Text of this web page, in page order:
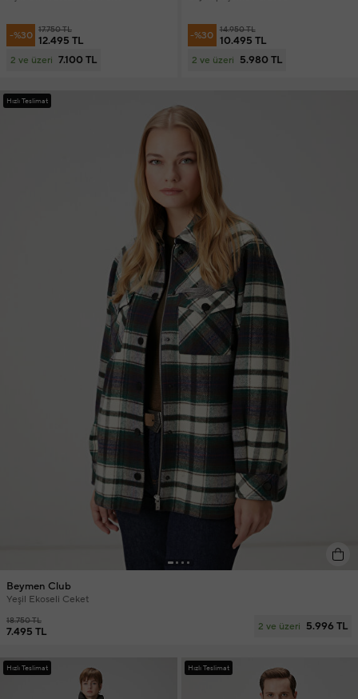
-%30 17.750 TL
12.495 TL
2 ve üzeri 7.100 TL
-%30 14.950 TL
10.495 TL
2 ve üzeri 5.980 TL
Hızlı Teslimat
Beymen Club
Yeşil Ekoseli Ceket
18.750 TL
7.495 TL 2 ve üzeri 5.996 TL
Hızlı Teslimat Hızlı Teslimat